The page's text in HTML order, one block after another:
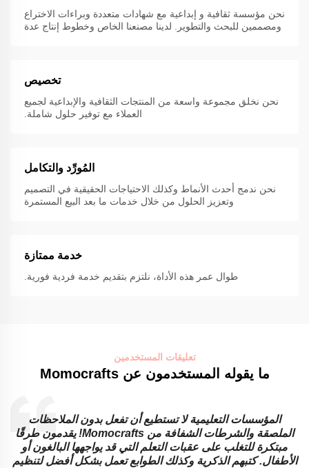
نحن مؤسسة ثقافية و إبداعية مع شهادات متعددة وبراءات الاختراع
ومصممين للبحث والتطوير. لدينا مصنعنا الخاص وخطوط إنتاج عدة
تخصيص
نحن نخلق مجموعة واسعة من المنتجات الثقافية والإبداعية لجميع
العملاء مع توفير حلول شاملة.
المُورِّد والتكامل
نحن ندمج أحدث الأنماط وكذلك الاحتياجات الحقيقية في التصميم
وتعزيز الحلول من خلال خدمات ما بعد البيع المستمرة
خدمة ممتازة
طوال عمر هذه الأداة، نلتزم بتقديم خدمة فردية فورية.
تعليقات المستخدمين
ما يقوله المستخدمون عن Momocrafts
عشاق الكتب المحببة يحبون شريط واطاقات الوشي إنه يمنح
إمكانيات لا نهائية للتخطيطات والتصاميم الإبداعية. أولئك الذين
يحبون إضافة التعليقات إلى الألبومات يمكنهم أيضا الحصول على
ملاحظات ملصقة بالإضافة إلى لوحات مذكرات التي أنتجتها هؤلاء